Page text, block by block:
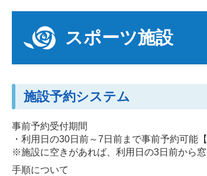
スポーツ施設
施設予約システム
事前予約受付期間
・利用日の30日前～7日前まで事前予約可能
※施設に空きがあれば、利用日の3日前から
手順について